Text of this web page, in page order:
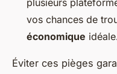
plusieurs
vos chances de
économique
Éviter ces pièges